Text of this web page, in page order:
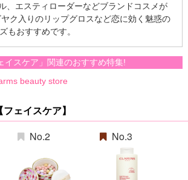
、エスティローダーなどブランドコスメが
ク入りのリップグロスなど恋に効く魅惑の
もおすすめです。
イスケア」関連のおすすめ特集!
beauty store
ェイスケア】
No.2 No.3